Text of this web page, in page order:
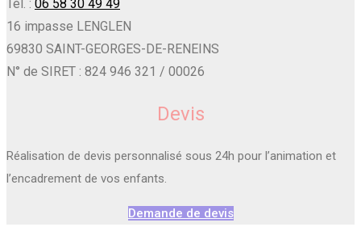
Tél. : 06 58 30 49 49
16 impasse LENGLEN
69830 SAINT-GEORGES-DE-RENEINS
N° de SIRET : 824 946 321 / 00026
Devis
Réalisation de devis personnalisé sous 24h pour l’animation et
l’encadrement de vos enfants.
Demande de devis